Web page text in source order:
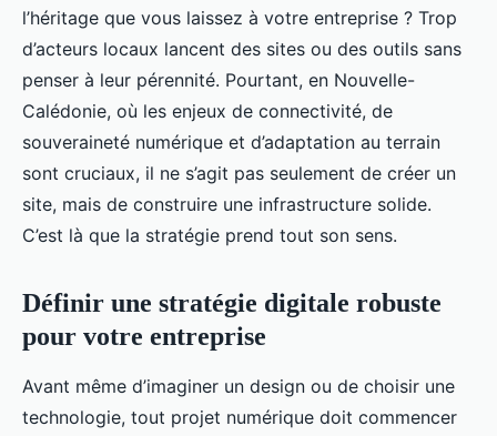
l’héritage que vous laissez à votre entreprise ? Trop
d’acteurs locaux lancent des sites ou des outils sans
penser à leur pérennité. Pourtant, en Nouvelle-
Calédonie, où les enjeux de connectivité, de
souveraineté numérique et d’adaptation au terrain
sont cruciaux, il ne s’agit pas seulement de créer un
site, mais de construire une infrastructure solide.
C’est là que la stratégie prend tout son sens.
Définir une stratégie digitale robuste
pour votre entreprise
Avant même d’imaginer un design ou de choisir une
technologie, tout projet numérique doit commencer